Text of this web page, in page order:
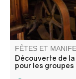
FÊTES ET
Découverte de
pour les groupes